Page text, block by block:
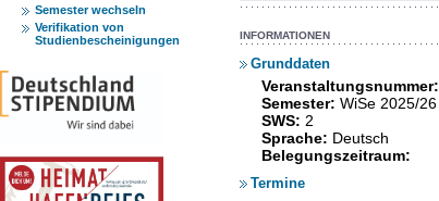
Semester wechseln
Verifikation von
Studienbescheinigungen
INFORMATIONEN
Grunddaten
Veranstaltungsnummer:
Semester: WiSe 2025/26
SWS: 2
Sprache: Deutsch
Belegungszeitraum:
Termine